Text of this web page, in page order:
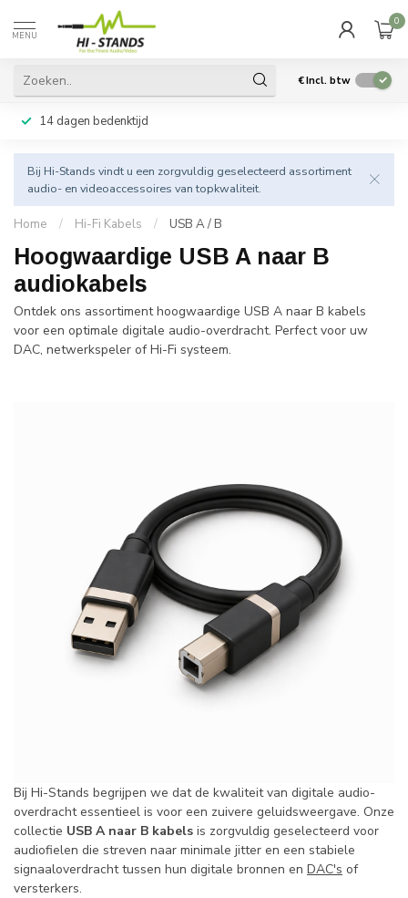
MENU
0
€Incl. btw
14 dagen bedenktijd
Bij Hi-Stands vindt u een zorgvuldig geselecteerd assortiment
audio- en videoaccessoires van topkwaliteit.
Home / Hi-Fi Kabels / USB A / B
Hoogwaardige USB A naar B
audiokabels
Ontdek ons assortiment hoogwaardige USB A naar B kabels
voor een optimale digitale audio-overdracht. Perfect voor uw
DAC, netwerkspeler of Hi-Fi systeem.
Bij Hi-Stands begrijpen we dat de kwaliteit van digitale audio-
overdracht essentieel is voor een zuivere geluidsweergave. Onze
collectie USB A naar B kabels is zorgvuldig geselecteerd voor
audiofielen die streven naar minimale jitter en een stabiele
signaaloverdracht tussen hun digitale bronnen en DAC's of
versterkers.